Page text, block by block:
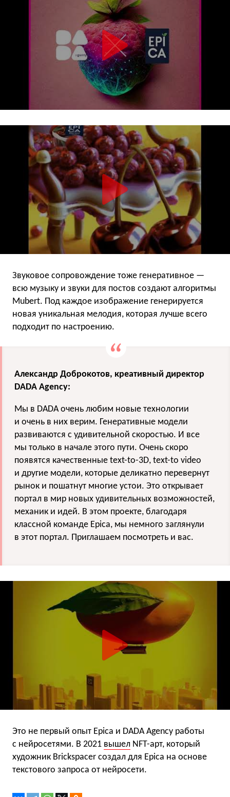
Звуковое сопровождение тоже генеративное —
всю музыку и звуки для постов создают алгоритмы
Mubert. Под каждое изображение генерируется
новая уникальная мелодия, которая лучше всего
подходит по настроению.
Александр Доброкотов, креативный директор
DADA Agency:
Мы в DADA очень любим новые технологии
и очень в них верим. Генеративные модели
развиваются с удивительной скоростью. И все
мы только в начале этого пути. Очень скоро
появятся качественные text-to-3D, text-to video
и другие модели, которые деликатно перевернут
рынок и пошатнут многие устои. Это открывает
портал в мир новых удивительных возможностей,
механик и идей. В этом проекте, благодаря
классной команде Epica, мы немного заглянули
в этот портал. Приглашаем посмотреть и вас.
Это не первый опыт Epica и DADA Agency работы
с нейросетями. В 2021 вышел NFT-арт, который
художник Brickspacer создал для Epica на основе
текстового запроса от нейросети.